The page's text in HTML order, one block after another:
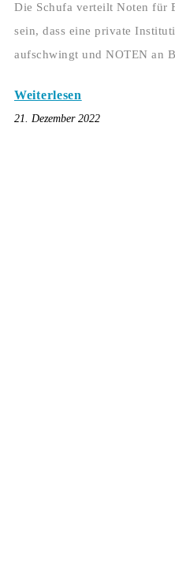
Die Schufa verteilt Noten für
sein, dass eine private
aufschwingt und NOTEN an
Weiterlesen
21. Dezember 2022